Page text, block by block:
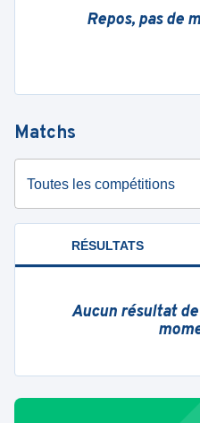
Repos, pas de
Matchs
Toutes les compétitions
RÉSULTATS
Aucun résultat